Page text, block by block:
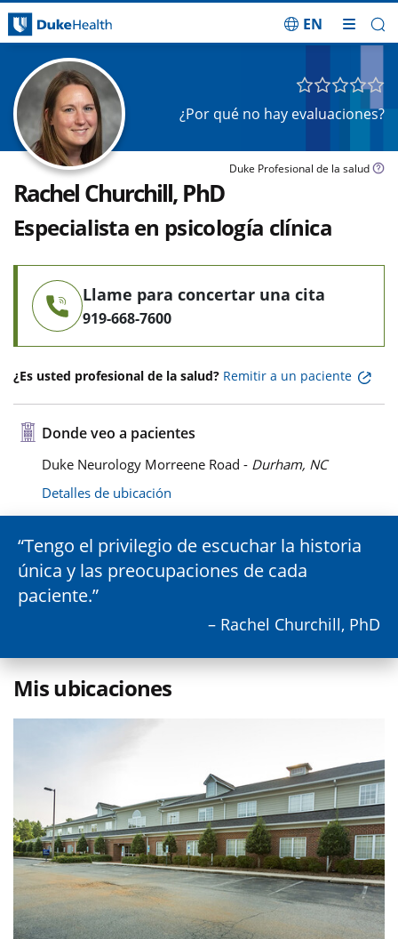
EN
¿Por qué no hay evaluaciones?
Duke Profesional de la salud
Rachel Churchill, PhD
Especialista en psicología clínica
Llame para concertar una cita
919-668-7600
¿Es usted profesional de la salud? Remitir a un paciente
Donde veo a pacientes
Duke Neurology Morreene Road - Durham, NC
Detalles de ubicación
Tengo el privilegio de escuchar la historia
única y las preocupaciones de cada
paciente.
– Rachel Churchill, PhD
Mis ubicaciones